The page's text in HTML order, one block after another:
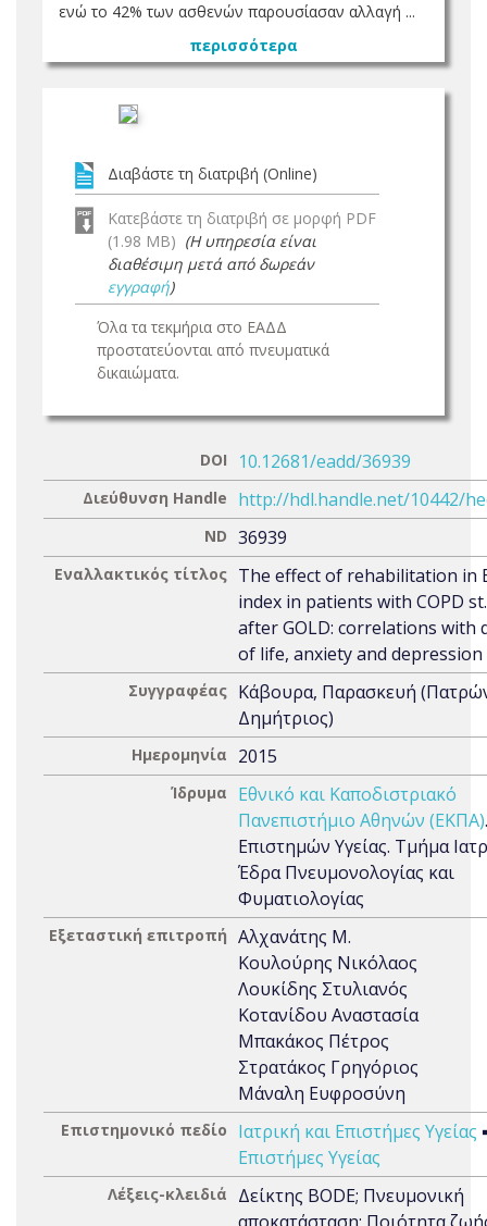
ενώ το 42% των ασθενών παρουσίασαν αλλαγή ...
περισσότερα
Διαβάστε τη διατριβή (Online)
Κατεβάστε τη διατριβή σε μορφή PDF
(1.98 MB) (Η υπηρεσία είναι
διαθέσιμη μετά από δωρεάν
εγγραφή)
Όλα τα τεκμήρια στο ΕΑΔΔ
προστατεύονται από πνευματικά
δικαιώματα.
DOI 10.12681/eadd/36939
Διεύθυνση Handle http://hdl.handle.net/10442/
ND 36939
Εναλλακτικός τίτλος The effect of rehabilitation in
index in patients with COPD
after GOLD: correlations with
of life, anxiety and depression
Συγγραφέας Κάβουρα, Παρασκευή
Δημήτριος)
Ημερομηνία 2015
Ίδρυμα
Εθνικό και Καποδιστριακό
Πανεπιστήμιο Αθηνών (ΕΚΠΑ)
Επιστημών Υγείας. Τμήμα
Έδρα Πνευμονολογίας και
Φυματιολογίας
Εξεταστική επιτροπή Αλχανάτης Μ.
Κουλούρης Νικόλαος
Λουκίδης Στυλιανός
Κοτανίδου Αναστασία
Μπακάκος Πέτρος
Στρατάκος Γρηγόριος
Μάναλη Ευφροσύνη
Επιστημονικό πεδίο Ιατρική και Επιστήμες Υγείας
Επιστήμες Υγείας
Λέξεις-κλειδιά
Δείκτης BODE; Πνευμονική